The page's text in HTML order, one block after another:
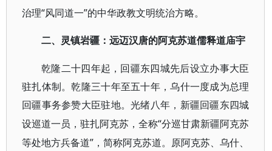
治理“风同道一”的中华政教文明统治方略。
二、灵镇岩疆：远迈汉唐的阿克苏道儒释道庙宇
乾隆二十四年起，回疆东四城先后设立办事大臣
驻扎体制。乾隆三十年至五十年，乌什一度成为总理
回疆事务参赞大臣驻地。光绪八年，新疆回疆东四城
设巡道一员，驻扎阿克苏，全称“分巡甘肃新疆阿克苏
等处地方兵备道”，简称阿克苏道。原阿克苏、乌什、